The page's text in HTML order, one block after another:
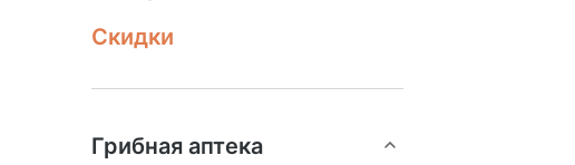
Скидки
Грибная аптека